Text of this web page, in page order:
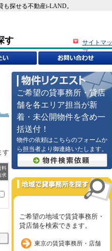
探せる不動産i-LAND。
す
サイトマッ
プ
す
料
求
ご希望の貸事務所・貸店
舗を各エリア担当が新
着・未公開物件を含め一
括送付！
物件の依頼はこちらのフォームか
ら担当者より御連絡いたします。
ご希望の地域で賃貸事務所・
貸店舗を検索できます。
東京の賃貸事務所・店舗